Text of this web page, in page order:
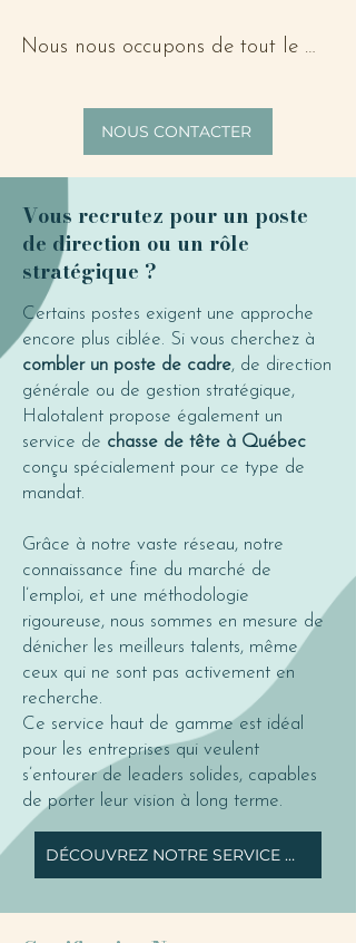
téléphoniques, les entrevues avec
compétences, la rédaction des
rapports de recommandations, et
vous laissons le contrôle pour la
suite des entrevues et la sélection
finale des candidats.
Nous nous occupons de tout le
postes exécutifs, de la recherche
des talents à la sélection. Vous
recevez une présélection de
candidats qualifiés, prêts à
rejoindre votre équipe.
NOUS CONTACTER
Vous recrutez pour un poste
de direction ou un rôle
stratégique ?
Certains postes exigent une approche
encore plus ciblée. Si vous cherchez à
combler un poste de cadre, de direction
générale ou de gestion stratégique,
Halotalent propose également un
service de chasse de tête à Québec
conçu spécialement pour ce type de
mandat.
Grâce à notre vaste réseau, notre
connaissance fine du marché de
l’emploi, et une méthodologie
rigoureuse, nous sommes en mesure de
dénicher les meilleurs talents, même
ceux qui ne sont pas activement en
recherche.
Ce service haut de gamme est idéal
pour les entreprises qui veulent
s’entourer de leaders solides, capables
de porter leur vision à long terme.
DÉCOUVREZ NOTRE SERVICE DE CHASSE DE TÊTE